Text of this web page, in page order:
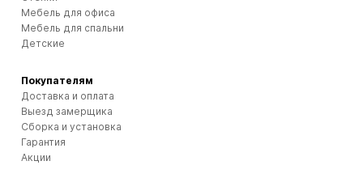
Мебель для офиса
Мебель для спальни
Детские
Покупателям
Доставка и оплата
Выезд замерщика
Сборка и установка
Гарантия
Акции